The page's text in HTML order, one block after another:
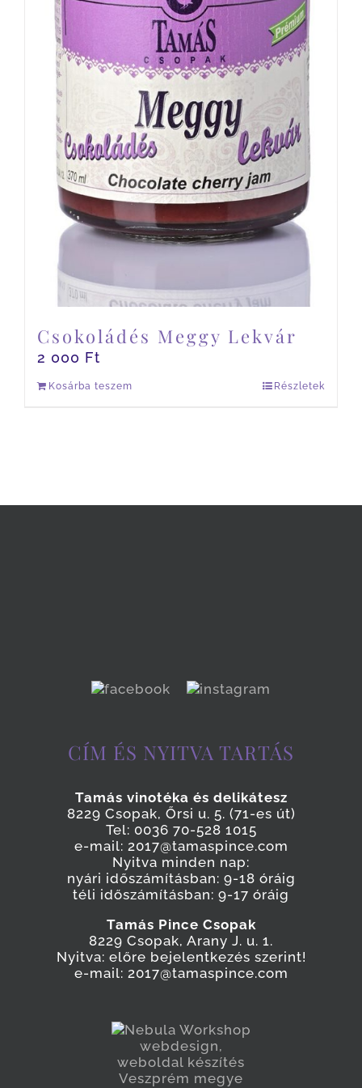
Csokoládés Meggy Lekvár
2 000 Ft
Kosárba teszem Részletek
CÍM ÉS NYITVA TARTÁS
Tamás vinotéka és delikátesz
8229 Csopak, Őrsi u. 5. (71-es út)
Tel: 0036 70-528 1015
e-mail: 2017@tamaspince.com
Nyitva minden nap:
nyári időszámításban: 9-18 óráig
téli időszámításban: 9-17 óráig
Tamás Pince Csopak
8229 Csopak, Arany J. u. 1.
Nyitva: előre bejelentkezés szerint!
e-mail: 2017@tamaspince.com